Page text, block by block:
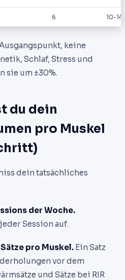
6 10-14
keine
Schlaf, Stress und
sie um ±30%.
du dein
pro Muskel
dein tatsächliches
der Woche.
Session auf.
pro Muskel. Ein Satz
vor dem
und Sätze bei RIR